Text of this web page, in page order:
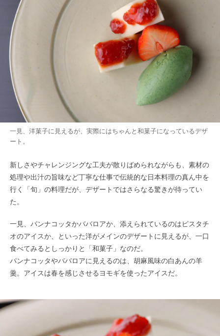
一見、洋菓子に見えるが、実際にはちゃんと和菓子になっているデザ
ート。
新しさやチャレンジングな工夫が散りばめられながらも、素材の
処理や出汁の旨味など丁寧な仕事で伝統的な日本料理の真ん中を
行く「旬」の料理だが、デザートではさらなる驚きが待ってい
た。
一見、パンナコッタかババロアか、添えられているのはピスタチ
オのアイスか、といった洋がメインのデザートに見えるが、一口
食べてみるとしっかりと「和菓子」なのだ。
パンナコッタやババロアに見えるのは、胡麻風味の白あんの羊
羹。アイスは春を感じさせるヨモギを使ったアイスだ。